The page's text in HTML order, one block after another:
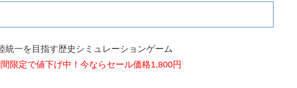
統一を目指す歴史シミュレーションゲーム
限定で値下げ中！今ならセール価格1,800円